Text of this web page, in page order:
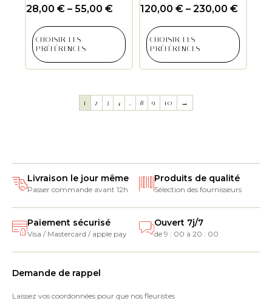
28,00 € – 55,00 €
CHOISIR LES
PRÉFÉRENCES
120,00 € – 230,00 €
CHOISIR LES
PRÉFÉRENCES
1 2 3 4 … 8 9 10 →
Livraison le jour même
Passer commande avant 12h
Produits de qualité
Sélection des fournisseurs
Paiement sécurisé
Visa / Mastercard / apple pay
Ouvert 7j/7
de 9 : 00 à 20 : 00
Demande de rappel
Laissez vos coordonnées pour que nos fleuristes